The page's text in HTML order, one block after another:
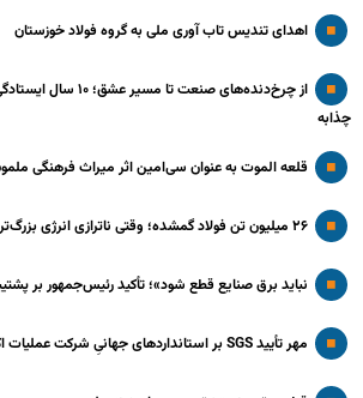
اهدای تندیس تاب آوری ملی به گروه فولاد خوزستان
از چرخ‌دنده‌های صنعت تا
چذابه
قلعه الموت به عنوان سی‌امین اثر میراث‌ فرهنگی
۲۶ میلیون تن فولاد گمشده؛ وقتی ناترازی انرژی بزرگ‌ترین مانع تولید می‌شود
نباید برق صنایع قطع شود»؛ تأکید رئیس‌جمهور بر
مهر تأیید SGS بر استانداردهای جهانیِ شرکت عملیات اکتشاف نفت